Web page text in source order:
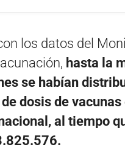
los datos del
hasta la
se habían
dosis de vacunas
al tiempo